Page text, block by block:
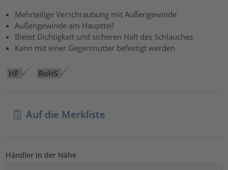
Mehrteilige Verschraubung mit Außengewinde
Außengewinde am Hauptteil
Bietet Dichtigkeit und sicheren Halt des Schlauches
Kann mit einer Gegenmutter befestigt werden
Auf die Merkliste
Händler in der Nähe